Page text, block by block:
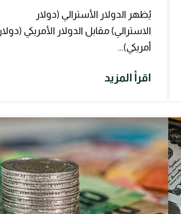
يُظهر الدولار الأسترالي (دولار
الاسترالي) مقابل الدولار الأمريكي (دولار
أمريكي)...
اقرأ المزيد